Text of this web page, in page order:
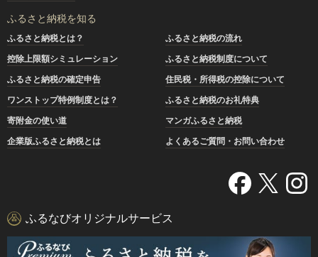
ふるさと納税を知る
ふるさと納税とは？
ふるさと納税の流れ
控除上限額シミュレーション
ふるさと納税制度について
ふるさと納税の確定申告
住民税・所得税の控除について
ワンストップ特例制度とは？
ふるさと納税のお礼特典
寄附金の使い道
マンガふるさと納税
企業版ふるさと納税とは
よくあるご質問・お問い合わせ
ふるなびオリジナルサービス